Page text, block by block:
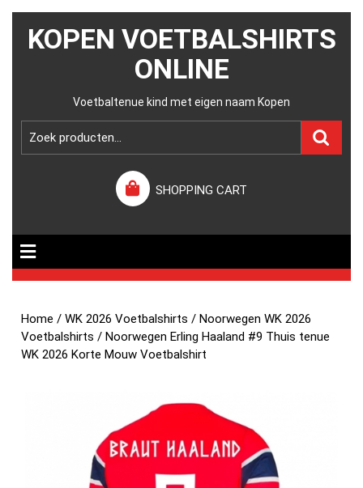
KOPEN VOETBALSHIRTS
ONLINE
Voetbaltenue kind met eigen naam Kopen
SHOPPING CART
Home /WK 2026 Voetbalshirts /Noorwegen WK 2026
Voetbalshirts / Noorwegen Erling Haaland #9 Thuis tenue
WK 2026 Korte Mouw Voetbalshirt